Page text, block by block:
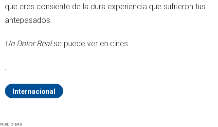
que eres consiente de la dura experiencia que sufrieron tus
antepasados.
Un Dolor Realse puede ver en cines.
.
Internacional
PUBLICIDAD